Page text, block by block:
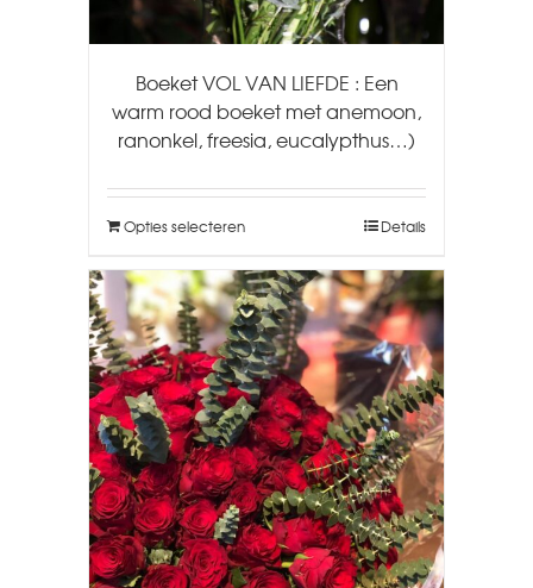
Boeket VOL VAN LIEFDE : Een
warm rood boeket met anemoon,
ranonkel, freesia, eucalypthus…)
Opties selecteren Details